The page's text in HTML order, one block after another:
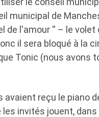
municipal de
de l'amour '' – le
il sera bloqué à la
Tonic (nous avons
reçu le piano
invités jouent,